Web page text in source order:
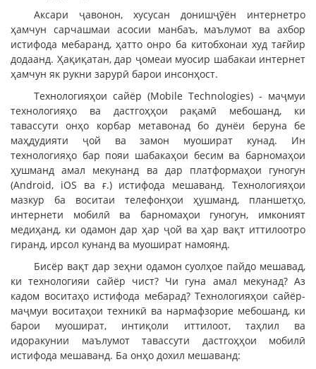
Аксари ҷавонон, хусусан донишҷӯён интернетро
ҳамчун сарчашмаи асосии манбаъ, маълумот ва ахбор
истифода мебаранд, ҳатто онро ба китобхонаи худ тағйир
додаанд. Ҳақиқатан, дар ҷомеаи муосир шабакаи интернет
ҳамчун як рукни зарурӣ барои инсонҳост.
Технологияҳои сайёр (Mobile Technologies) - маҷмуи
технологияҳо ва дастгоҳҳои рақамӣ мебошанд, ки
тавассути онҳо корбар метавонад бо дунёи беруна бе
маҳдудияти ҷой ва замон муошират кунад. Ин
технологияҳо бар пояи шабакаҳои бесим ва барномаҳои
ҳушманд амал мекунанд ва дар платформаҳои гуногун
(Android, iOS ва ғ.) истифода мешаванд. Технологияҳои
мазкур ба воситаи телефонҳои ҳушманд, планшетҳо,
интернети мобилӣ ва барномаҳои гуногун, имконият
медиҳанд, ки одамон дар ҳар ҷой ва ҳар вақт иттилоотро
гиранд, ирсол кунанд ва муошират намоянд.
Бисёр вақт дар зеҳни одамон суолҳое пайдо мешавад,
ки технологияи сайёр чист? Чи гуна амал мекунад? Аз
кадом воситаҳо истифода мебарад? Технологияҳои сайёр-
маҷмуи воситаҳои техникӣ ва нармафзорие мебошанд, ки
барои муошират, интиқоли иттилоот, таҳлил ва
идоракунии маълумот тавассути дастгоҳҳои мобилӣ
истифода мешаванд. Ба онҳо дохил мешаванд: